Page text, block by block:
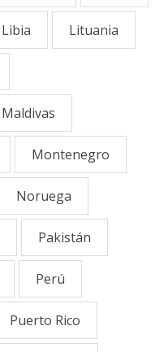
Libia Lituania
Maldivas
Montenegro
Noruega
Pakistán
Perú
Puerto Rico